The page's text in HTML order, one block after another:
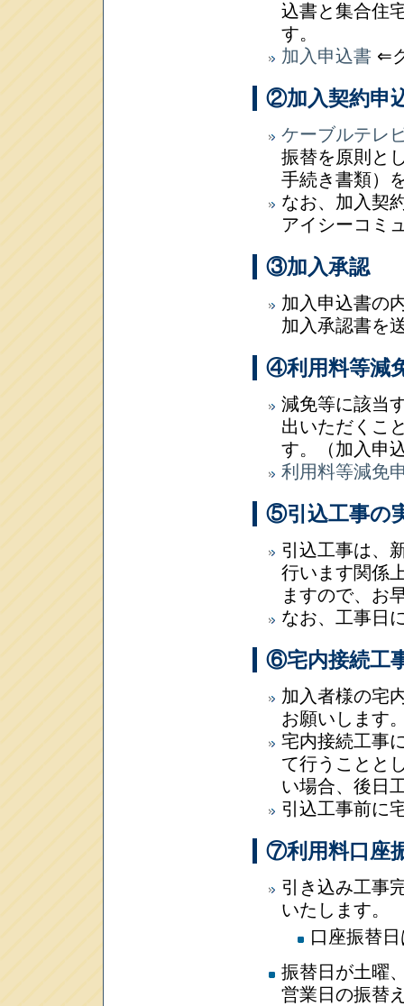
込書と集合住
す。
加入申込書 ⇐
②加入契約申
ケーブルテレ
振替を原則と
手続き書類）
なお、加入契
アイシーコミ
③加入承認
加入申込書の
加入承認書を
④利用料等減
減免等に該当
出いただくこ
す。（加入申
利用料等減免
⑤引込工事の
引込工事は、
行います関係
ますので、お
なお、工事日
⑥宅内接続工
加入者様の宅
お願いします
宅内接続工事
て行うことと
い場合、後日
引込工事前に
⑦利用料口座
引き込み工事
いたします。
口座振替
振替日が土曜
営業日の振替